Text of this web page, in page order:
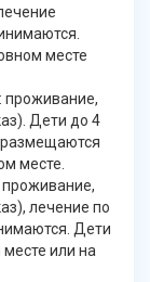
месте
: проживание,
Дети до 4
размещаются
месте.
проживание,
лечение по
Дети
или на